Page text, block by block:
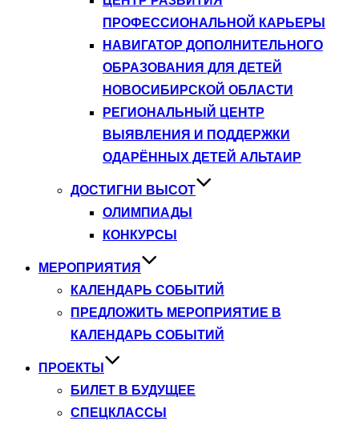
ПРОФЕССИОНАЛЬНОЙ КАРЬЕРЫ
НАВИГАТОР ДОПОЛНИТЕЛЬНОГО
ОБРАЗОВАНИЯ ДЛЯ ДЕТЕЙ
НОВОСИБИРСКОЙ ОБЛАСТИ
РЕГИОНАЛЬНЫЙ ЦЕНТР
ВЫЯВЛЕНИЯ И ПОДДЕРЖКИ
ОДАРЁННЫХ ДЕТЕЙ АЛЬТАИР
ДОСТИГНИ ВЫСОТ
ОЛИМПИАДЫ
КОНКУРСЫ
МЕРОПРИЯТИЯ
КАЛЕНДАРЬ СОБЫТИЙ
ПРЕДЛОЖИТЬ МЕРОПРИЯТИЕ В
КАЛЕНДАРЬ СОБЫТИЙ
ПРОЕКТЫ
БИЛЕТ В БУДУЩЕЕ
СПЕЦКЛАССЫ